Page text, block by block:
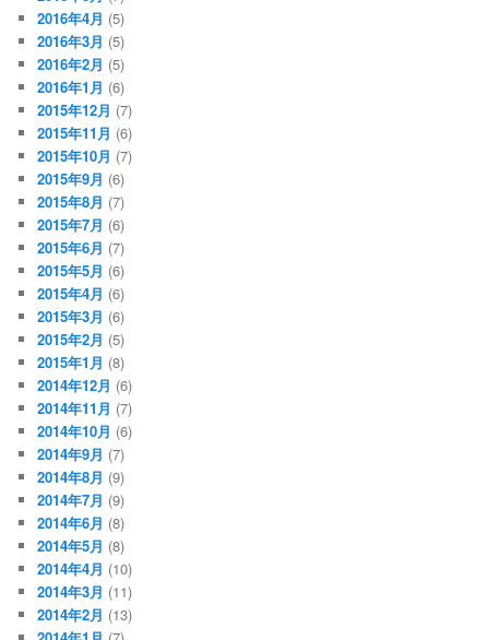
2016年4月 (5)
2016年3月 (5)
2016年2月 (5)
2016年1月 (6)
2015年12月 (7)
2015年11月 (6)
2015年10月 (7)
2015年9月 (6)
2015年8月 (7)
2015年7月 (6)
2015年6月 (7)
2015年5月 (6)
2015年4月 (6)
2015年3月 (6)
2015年2月 (5)
2015年1月 (8)
2014年12月 (6)
2014年11月 (7)
2014年10月 (6)
2014年9月 (7)
2014年8月 (9)
2014年7月 (9)
2014年6月 (8)
2014年5月 (8)
2014年4月 (10)
2014年3月 (11)
2014年2月 (13)